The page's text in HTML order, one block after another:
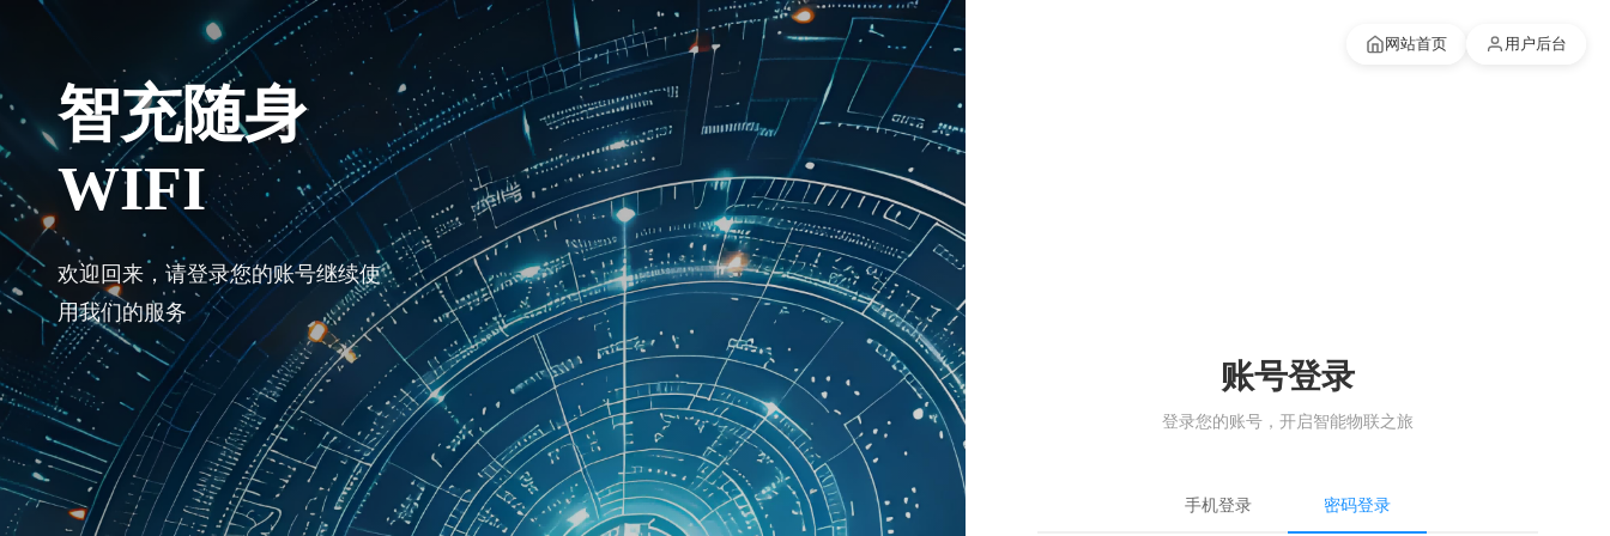
网站首页 用户后台
智充随身
WIFI
欢迎回来，请登录您的账号继续使
用我们的服务
账号登录
登录您的账号，开启智能物联之旅
手机登录 密码登录